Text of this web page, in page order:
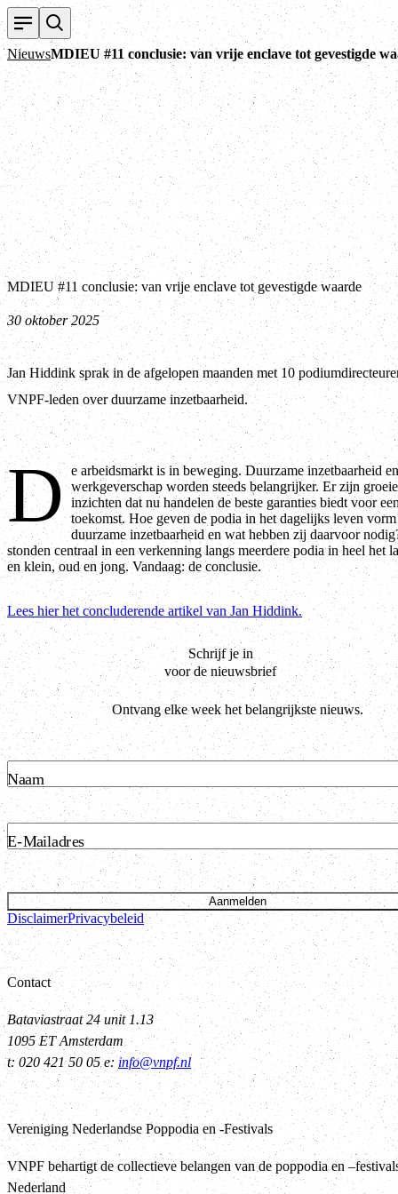
NieuwsMDIEU #11 conclusie: van vrije enclave tot gevestigde
MDIEU #11 conclusie: van vrije enclave tot gevestigde waarde
30 oktober 2025
Jan Hiddink sprak in de afgelopen maanden met 10
VNPF-leden over duurzame inzetbaarheid.
D e arbeidsmarkt is in beweging. Duurzame inzetbaarheid
werkgeverschap worden steeds belangrijker. Er zijn
inzichten dat nu handelen de beste garanties biedt voor
toekomst. Hoe geven de podia in het dagelijks leven vorm
duurzame inzetbaarheid en wat hebben zij daarvoor
stonden centraal in een verkenning langs meerdere podia in heel het
en klein, oud en jong. Vandaag: de conclusie.
Lees hier het concluderende artikel van Jan Hiddink.
Schrijf je in
voor de nieuwsbrief
Ontvang elke week het belangrijkste nieuws.
Naam
E-Mailadres
Aanmelden
DisclaimerPrivacybeleid
Contact
Bataviastraat 24 unit 1.13
1095 ET Amsterdam
t: 020 421 50 05 e:info@vnpf.nl
Vereniging Nederlandse Poppodia en -Festivals
VNPF behartigt de collectieve belangen van de poppodia en
Nederland